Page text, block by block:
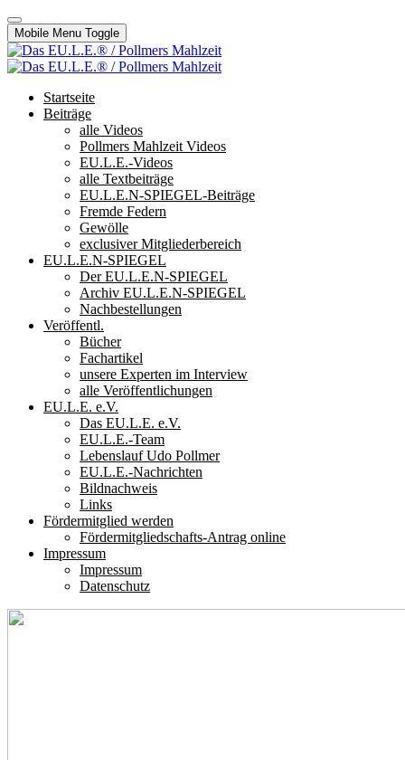
Mobile Menu Toggle
Startseite
Beiträge
alle Videos
Pollmers Mahlzeit Videos
EU.L.E.-Videos
alle Textbeiträge
EU.L.E.N-SPIEGEL-Beiträge
Fremde Federn
Gewölle
exclusiver Mitgliederbereich
EU.L.E.N-SPIEGEL
Der EU.L.E.N-SPIEGEL
Archiv EU.L.E.N-SPIEGEL
Nachbestellungen
Veröffentl.
Bücher
Fachartikel
unsere Experten im Interview
alle Veröffentlichungen
EU.L.E. e.V.
Das EU.L.E. e.V.
EU.L.E.-Team
Lebenslauf Udo Pollmer
EU.L.E.-Nachrichten
Bildnachweis
Links
Fördermitglied werden
Fördermitgliedschafts-Antrag online
Impressum
Impressum
Datenschutz